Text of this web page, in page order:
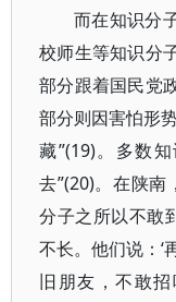
而在知识分
校师生等知识分
部分跟着国民党
部分则因害怕形
藏”(19)。多数
去”(20)。在陕南
分子之所以不敢
不长。他们说：‘
旧朋友，不敢招